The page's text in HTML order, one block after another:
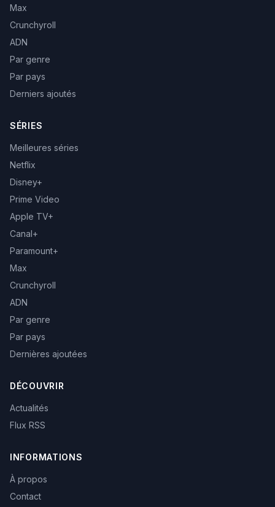
Max
Crunchyroll
ADN
Par genre
Par pays
Derniers ajoutés
SÉRIES
Meilleures séries
Netflix
Disney+
Prime Video
Apple TV+
Canal+
Paramount+
Max
Crunchyroll
ADN
Par genre
Par pays
Dernières ajoutées
DÉCOUVRIR
Actualités
Flux RSS
INFORMATIONS
À propos
Contact